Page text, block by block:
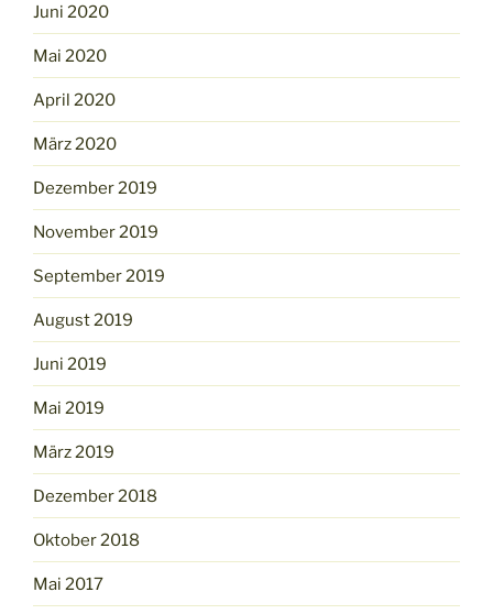
Juni 2020
Mai 2020
April 2020
März 2020
Dezember 2019
November 2019
September 2019
August 2019
Juni 2019
Mai 2019
März 2019
Dezember 2018
Oktober 2018
Mai 2017